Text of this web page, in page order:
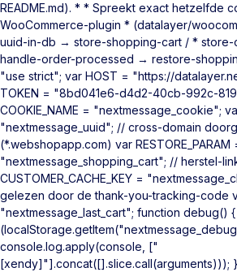
README.md). * * Spreekt exact hetzelfde
WooCommerce-plugin * (datalayer/
uuid-in-db → store-shopping-cart / * store-
handle-order-processed → restore-
"use strict"; var HOST = "https://
TOKEN = "8bd041e6-d4d2-40cb-992c-
COOKIE_NAME = "nextmessage_cookie";
"nextmessage_uuid"; // cross-domain
(*.webshopapp.com) var RESTORE_PARAM
"nextmessage_shopping_cart"; // herstel-
CUSTOMER_CACHE_KEY =
gelezen door de thank-you-tracking-code
"nextmessage_last_cart"; function debug()
console.log.apply(console, ["
[xendy]"].concat([].slice.call(arguments)));